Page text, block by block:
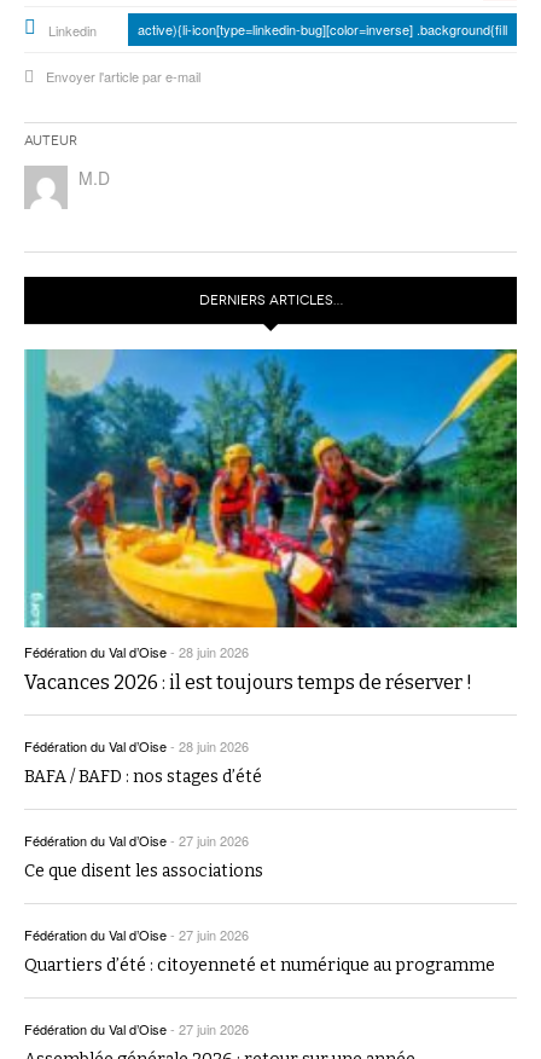
Linkedin active){li-icon[type=linkedin-bug][color=inverse] .background{fill
Envoyer l'article par e-mail
Auteur
M.D
DERNIERS ARTICLES…
Fédération du Val d’Oise- 28 juin 2026
Vacances 2026 : il est toujours temps de réserver !
Fédération du Val d’Oise- 28 juin 2026
BAFA / BAFD : nos stages d’été
Fédération du Val d’Oise- 27 juin 2026
Ce que disent les associations
Fédération du Val d’Oise- 27 juin 2026
Quartiers d’été : citoyenneté et numérique au programme
Fédération du Val d’Oise- 27 juin 2026